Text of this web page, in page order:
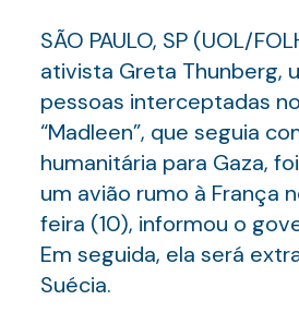
SÃO PAULO, SP (UOL/
ativista Greta Thunberg,
pessoas interceptadas
“Madleen”, que seguia
humanitária para Gaza,
um avião rumo à França
feira (10), informou o
Em seguida, ela será
Suécia.